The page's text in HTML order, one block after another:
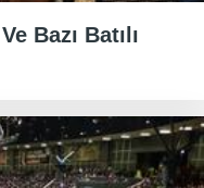
Bazı Batılı